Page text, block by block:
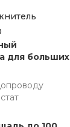
для больших